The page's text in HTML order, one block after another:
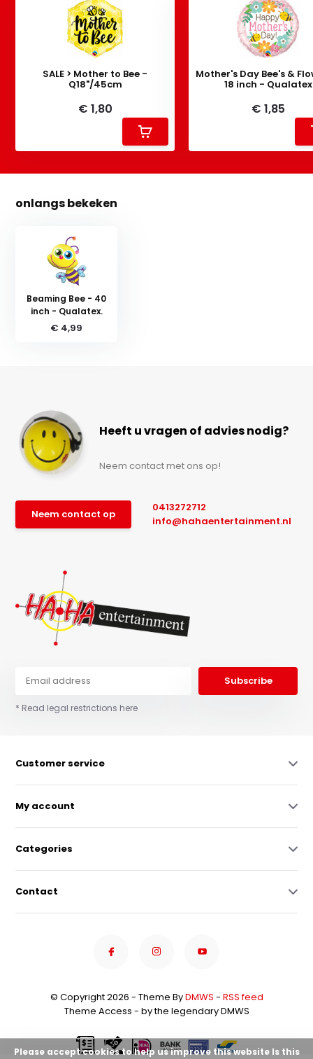
SALE > Mother to Bee -
Q18"/45cm
€ 1,80
Mother's Day Bee's &
18 inch - Qualatex
€ 1,85
onlangs bekeken
Beaming Bee - 40
inch - Qualatex.
€ 4,99
Heeft u vragen of advies nodig?
Neem contact met ons op!
Neem contact op
0413272712
info@hahaentertainment.nl
Subscribe
* Read legal restrictions here
Customer service
My account
Categories
Contact
© Copyright 2026 - Theme ByDMWS - RSS feed
Theme Access - by the legendary DMWS
Please accept cookies to help us improve this website Is this